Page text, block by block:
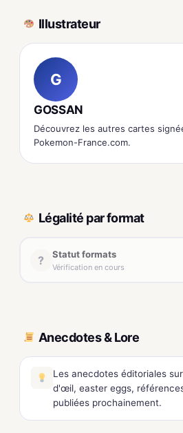
Illustrateur
G
GOSSAN
Découvrez les autres cartes
Pokemon-France.com.
Légalité par format
? Statut formats
Vérification en cours
Anecdotes & Lore
Les anecdotes éditoriales
d'œil, easter eggs,
publiées prochainement.